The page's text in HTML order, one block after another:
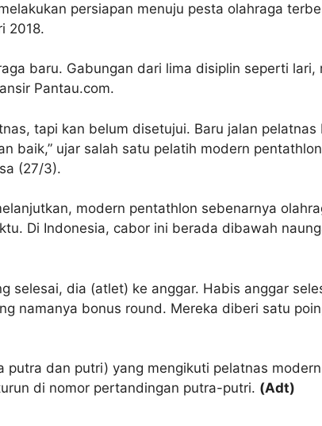
persiapan menuju pesta olahraga
2018.
baru. Gabungan dari lima disiplin seperti
Pantau.com.
tapi kan belum disetujui. Baru jalan
baik,” ujar salah satu pelatih modern
(27/3).
modern pentathlon sebenarnya
Di Indonesia, cabor ini berada dibawah
selesai, dia (atlet) ke anggar. Habis anggar
namanya bonus round. Mereka diberi satu
dan putri) yang mengikuti pelatnas
di nomor pertandingan putra-putri. (Adt)